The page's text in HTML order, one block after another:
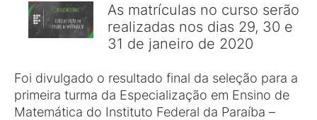
As matrículas no curso serão
realizadas nos dias 29, 30 e
31 de janeiro de 2020
Foi divulgado o resultado final da seleção para a
primeira turma da Especialização em Ensino de
Matemática do Instituto Federal da Paraíba –